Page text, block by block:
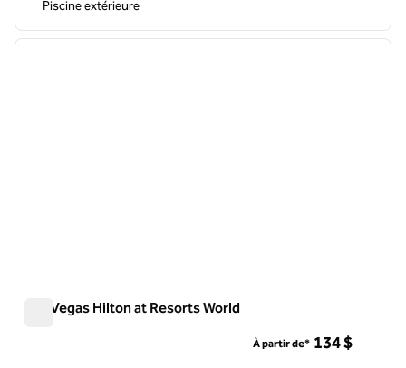
Piscine extérieure
1 sur 12
Las Vegas Hilton at Resorts World
À partir de* 134 $